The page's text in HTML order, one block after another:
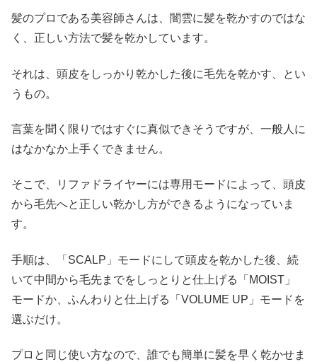
髪のプロである美容師さんは、闇雲に髪を乾かすのではな
く、正しい方法で髪を乾かしています。
それは、頭皮をしっかり乾かした後に毛先を乾かす、とい
うもの。
言葉を聞く限りではすぐに真似できそうですが、一般人に
はなかなか上手くできません。
そこで、リファドライヤーには専用モードによって、頭皮
から毛先へと正しい乾かし方ができるようになっていま
す。
手順は、「SCALP」モードにして頭皮を乾かした後、続
いて中間から毛先までをしっとりと仕上げる「MOIST」
モードか、ふんわりと仕上げる「VOLUME UP」モードを
選ぶだけ。
プロと同じ使い方なので、誰でも簡単に髪を早く乾かせま